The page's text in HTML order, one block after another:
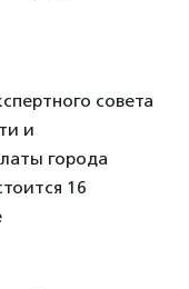
совета
и
города
16